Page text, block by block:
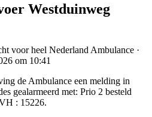
Westduinweg
voor heel Nederland Ambulance ·
om 10:41
de Ambulance een melding in
gealarmeerd met: Prio 2 besteld
: 15226.